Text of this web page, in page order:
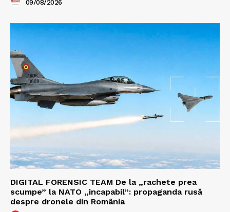
09/08/2026
DIGITAL FORENSIC TEAM De la „rachete prea
scumpe” la NATO „incapabil”: propaganda rusă
despre dronele din România